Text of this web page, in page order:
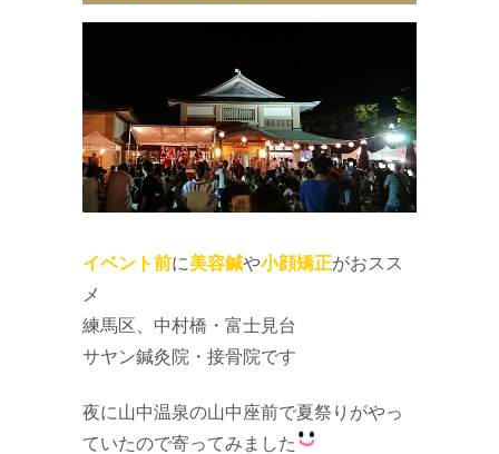
イベント前に美容鍼や小顔矯正がおスス
メ
練馬区、中村橋・富士見台
サヤン鍼灸院・接骨院です
夜に山中温泉の山中座前で夏祭りがやっ
ていたので寄ってみました